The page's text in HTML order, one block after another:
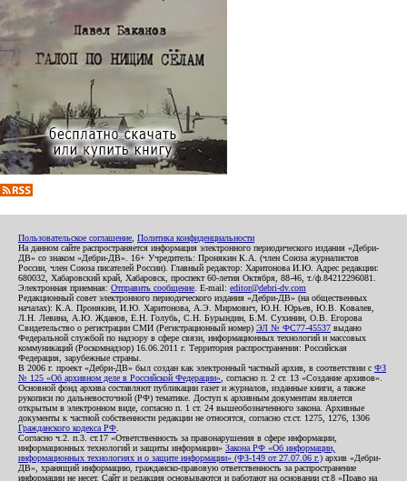
Пользовательское соглашение Политика конфиденциальности
На данном сайте распространяется информация электронного периодического издания «Дебри-
ДВ» со знаком «Дебри-ДВ». 16+ Учредитель: Пронякин К.А. (член Союза журналистов
России, член Союза писателей России). Главный редактор: Харитонова И.Ю. Адрес редакции:
680032, Хабаровский край, Хабаровск, проспект 60-летия Октября, 88-46, т./ф.84212296081.
Электронная приемная: Отправить сообщение . E-mail: editor@debri-dv.com
Редакционный совет электронного периодического издания «Дебри-ДВ» (на общественных
началах): К.А. Пронякин, И.Ю. Харитонова, А.Э. Мирмович, Ю.Н. Юрьев, Ю.В. Ковалев,
Л.Н. Левина, А.Ю. Жданов, Е.Н. Голубь, С.Н. Бурындин, Б.М. Сухинин, О.В. Егорова
Свидетельство о регистрации СМИ (Регистрационный номер) ЭЛ № ФС77-45537 выдано
Федеральной службой по надзору в сфере связи, информационных технологий и массовых
коммуникаций (Роскомнадзор) 16.06.2011 г. Территория распространения: Российская
Федерация, зарубежные страны.
В 2006 г. проект «Дебри-ДВ» был создан как электронный частный архив, в соответствии с ФЗ
№ 125 «Об архивном деле в Российской Федерации» , согласно п. 2 ст. 13 «Создание архивов».
Основной фонд архива составляют публикации газет и журналов, изданные книги, а также
рукописи по дальневосточной (РФ) тематике. Доступ к архивным документам является
открытым в электронном виде, согласно п. 1 ст. 24 вышеобозначенного закона. Архивные
документы к частной собственности редакции не относятся, согласно ст.ст. 1275, 1276, 1306
Гражданского кодекса РФ
Согласно ч.2. п.3. ст.17 «Ответственность за правонарушения в сфере информации,
информационных технологий и защиты информации» Закона РФ «Об информации,
информационных технологиях и о защите информации» (ФЗ-149 от 27.07.06 г.) архив «Дебри-
ДВ», хранящий информацию, гражданско-правовую ответственность за распространение
информации не несет. Сайт и редакция основываются и работают на основании ст.8 «Право на